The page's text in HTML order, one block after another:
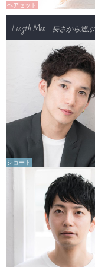
ヘアセット
Length Men 長さから選ぶ
ショート